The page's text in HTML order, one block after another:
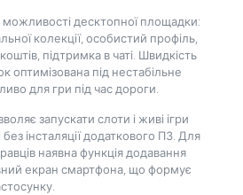
можливості десктопної площадки:
колекції, особистий профіль,
підтримка в чаті. Швидкість
оптимізована під нестабільне
для гри під час дороги.
запускати слоти і живі ігри
інсталяції додаткового ПЗ. Для
наявна функція додавання
екран смартфона, що формує